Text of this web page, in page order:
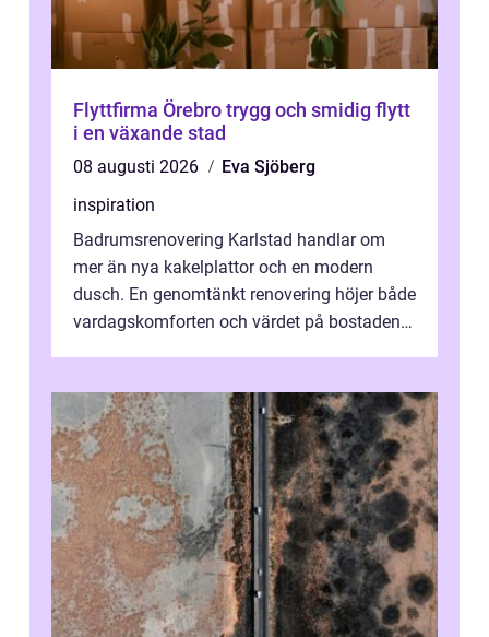
Flyttfirma Örebro trygg och smidig flytt
i en växande stad
08 augusti 2026
Eva Sjöberg
inspiration
Badrumsrenovering Karlstad handlar om
mer än nya kakelplattor och en modern
dusch. En genomtänkt renovering höjer både
vardagskomforten och värdet på bostaden.